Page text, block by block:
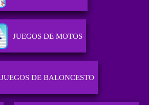
JUEGOS DE MOTOS
JUEGOS DE BALONCESTO